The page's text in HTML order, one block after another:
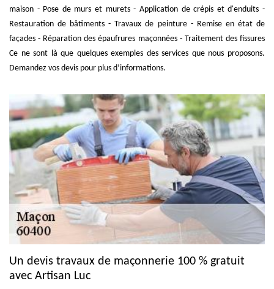
maison - Pose de murs et murets - Application de crépis et d'enduits -
Restauration de bâtiments - Travaux de peinture - Remise en état de
façades - Réparation des épaufrures maçonnées - Traitement des fissures
Ce ne sont là que quelques exemples des services que nous proposons.
Demandez vos devis pour plus d’informations.
Un devis travaux de maçonnerie 100 % gratuit
avec Artisan Luc